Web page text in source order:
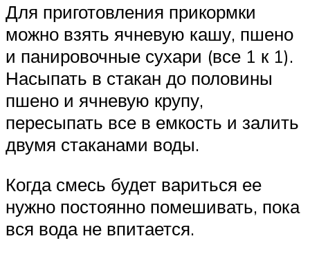
Для приготовления прикормки
можно взять ячневую кашу, пшено
и панировочные сухари (все 1 к 1).
Насыпать в стакан до половины
пшено и ячневую крупу,
пересыпать все в емкость и залить
двумя стаканами воды.
Когда смесь будет вариться ее
нужно постоянно помешивать, пока
вся вода не впитается.